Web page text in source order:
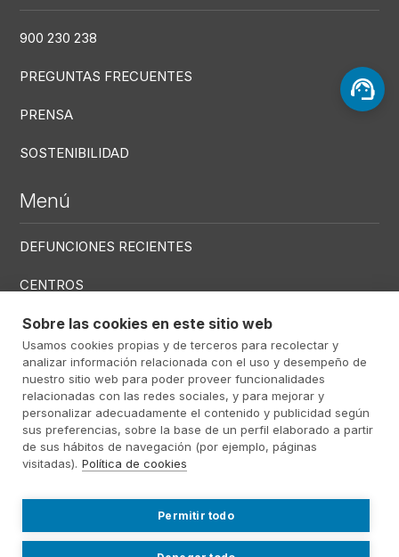
900 230 238
PREGUNTAS FRECUENTES
PRENSA
SOSTENIBILIDAD
Menú
DEFUNCIONES RECIENTES
CENTROS
SERVICIOS
Menú RRSS
Footer Altima@ Álti­ma 2026
Aviso Legal
Sistema Interno de
Información
Sobre las cookies en este sitio web
Usamos cookies propias y de terceros para recolectar y
analizar información relacionada con el uso y desempeño de
nuestro sitio web para poder proveer funcionalidades
relacionadas con las redes sociales, y para mejorar y
personalizar adecuadamente el contenido y publicidad según
sus preferencias, sobre la base de un perfil elaborado a partir
de sus hábitos de navegación (por ejemplo, páginas
visitadas). Política de cookies
Permitir todo